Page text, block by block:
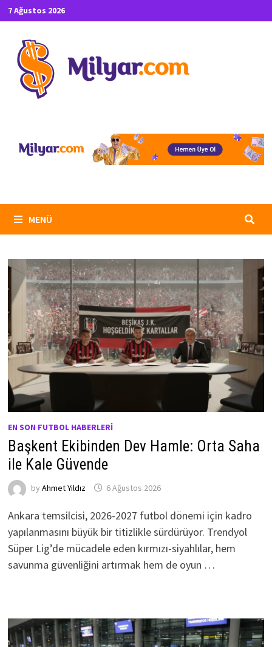
İçeriğe
geç
7 Ağustos 2026
MENÜ
EN SON FUTBOL HABERLERI
Başkent Ekibinden Dev Hamle: Orta Saha
ile Kale Güvende
by Ahmet Yıldız 6 Ağustos 2026
Ankara temsilcisi, 2026-2027 futbol dönemi için kadro
yapılanmasını büyük bir titizlikle sürdürüyor. Trendyol
Süper Lig’de mücadele eden kırmızı-siyahlılar, hem
savunma güvenliğini artırmak hem de oyun …